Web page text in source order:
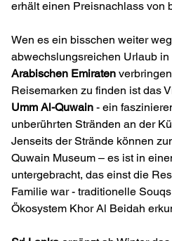
erhält einen Preisnachlass von
Wen es ein bisschen weiter
abwechslungsreichen Urlaub in
Arabischen Emiraten
Reisemarken zu finden ist das
Umm Al-Quwain - ein
unberührten Stränden an der
Jenseits der Strände können
Quwain Museum – es ist in
untergebracht, das einst die
Familie war - traditionelle
Ökosystem Khor Al Beidah